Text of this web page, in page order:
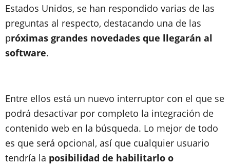
Estados Unidos, se han respondido varias de las
preguntas al respecto, destacando una de las
próximas grandes novedades que llegarán al
software.
Entre ellos está un nuevo interruptor con el que se
podrá desactivar por completo la integración de
contenido web en la búsqueda. Lo mejor de todo
es que será opcional, así que cualquier usuario
tendría la posibilidad de habilitarlo o